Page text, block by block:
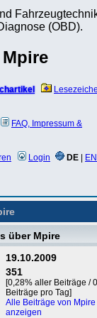
(OBD).
FAQ, Impressum &
Login DE EN
über Mpire
19.10.2009
351
[0,28% aller Beiträge /
Beiträge pro Tag]
Alle Beiträge von Mpire
anzeigen